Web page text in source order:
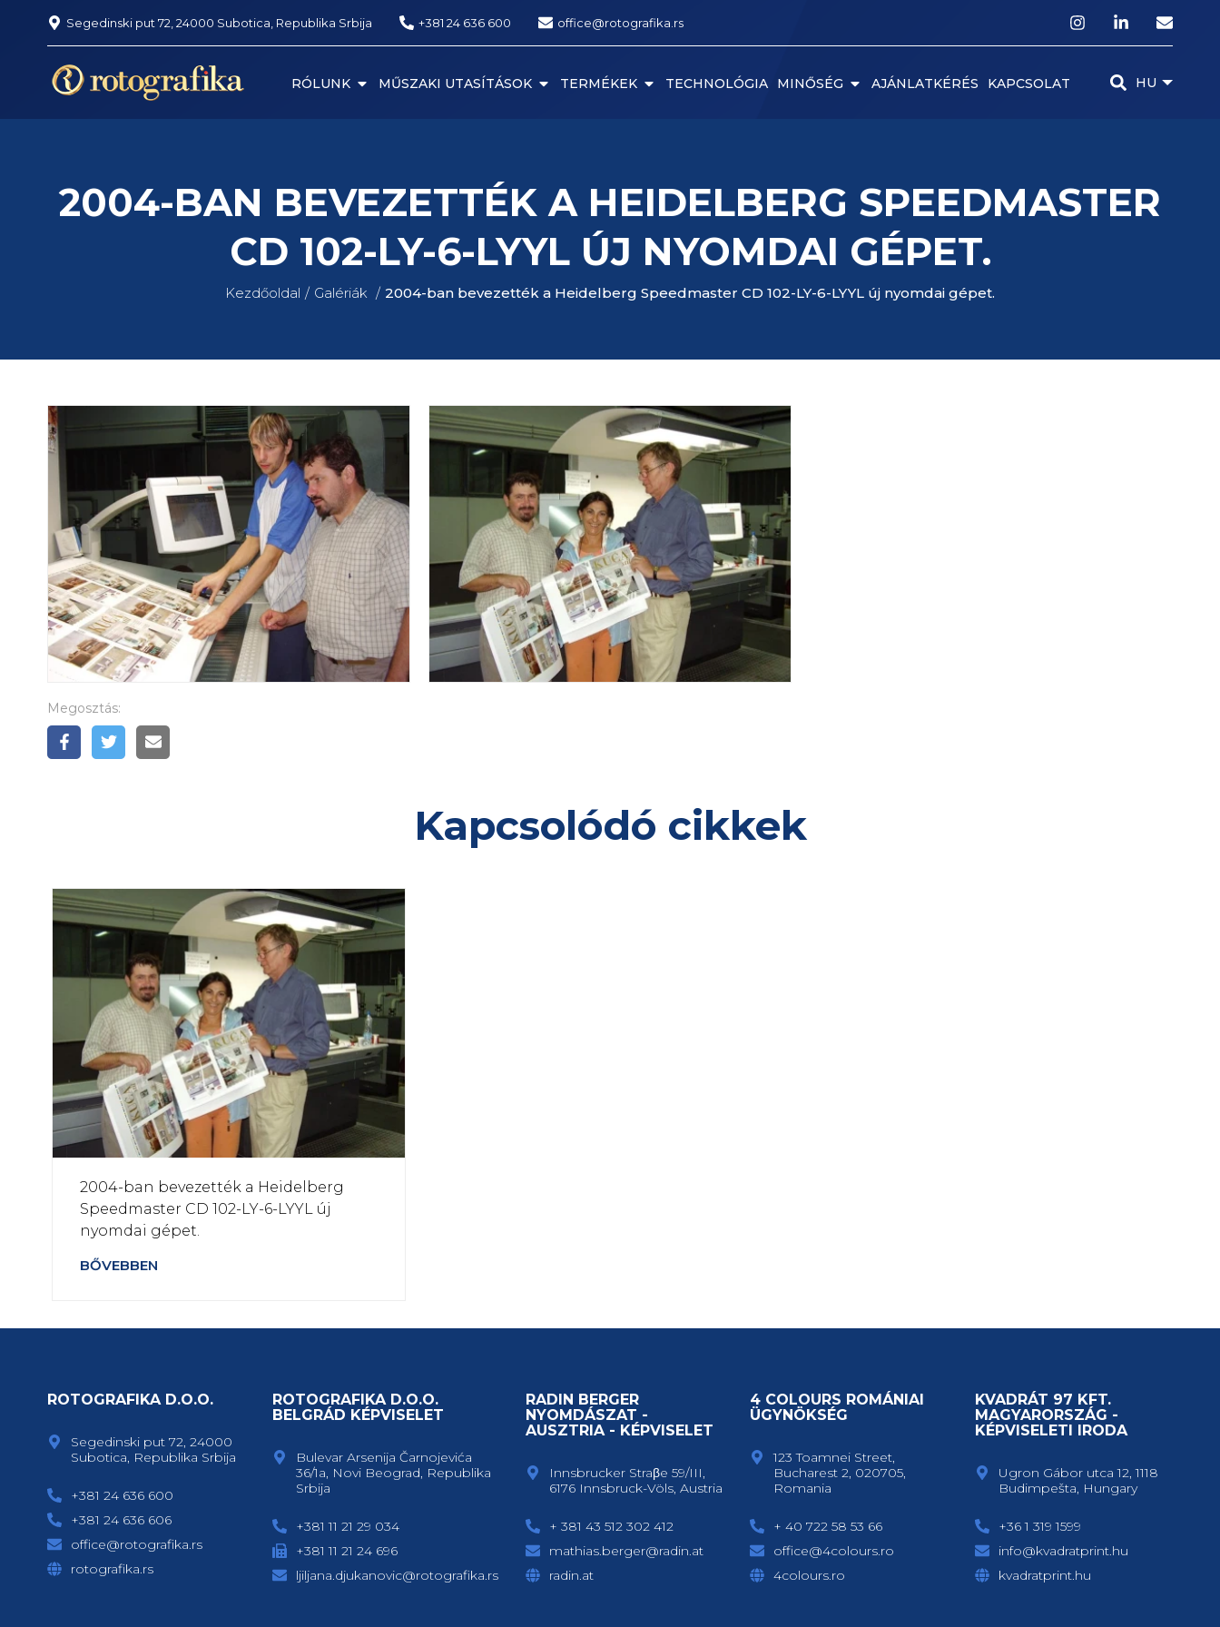
Segedinski put 72, 24000 Subotica, Republika Srbija +381 24 636 600 office@rotografika.rs
RÓLUNK MŰSZAKI UTASÍTÁSOK TERMÉKEK TECHNOLÓGIA MINŐSÉG AJÁNLATKÉRÉS KAPCSOLAT HU
2004-BAN BEVEZETTÉK A HEIDELBERG SPEEDMASTER
CD 102-LY-6-LYYL ÚJ NYOMDAI GÉPET.
Kezdőoldal Galériák 2004-ban bevezették a Heidelberg Speedmaster CD 102-LY-6-LYYL új nyomdai gépet.
Megosztás:
Kapcsolódó cikkek
2004-ban bevezették a Heidelberg
Speedmaster CD 102-LY-6-LYYL új
nyomdai gépet.
BŐVEBBEN
ROTOGRAFIKA D.O.O.
Segedinski put 72, 24000
Subotica, Republika Srbija
+381 24 636 600
+381 24 636 606
office@rotografika.rs
rotografika.rs
ROTOGRAFIKA D.O.O.
BELGRÁD KÉPVISELET
Bulevar Arsenija Čarnojevića
36/1a, Novi Beograd, Republika
Srbija
+381 11 21 29 034
+381 11 21 24 696
ljiljana.djukanovic@rotografika.rs
RADIN BERGER
NYOMDÁSZAT -
AUSZTRIA - KÉPVISELET
Innsbrucker Straβe 59/III,
6176 Innsbruck-Völs, Austria
+ 381 43 512 302 412
mathias.berger@radin.at
radin.at
4 COLOURS ROMÁNIAI
ÜGYNÖKSÉG
123 Toamnei Street,
Bucharest 2, 020705,
Romania
+ 40 722 58 53 66
office@4colours.ro
4colours.ro
KVADRÁT 97 KFT.
MAGYARORSZÁG -
KÉPVISELETI IRODA
Ugron Gábor utca 12, 1118
Budimpešta, Hungary
+36 1 319 1599
info@kvadratprint.hu
kvadratprint.hu